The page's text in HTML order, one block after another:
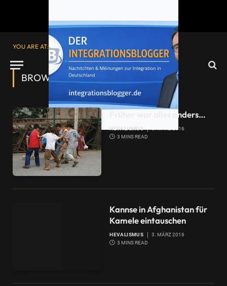
YOU ARE AT: Startseite»
BROWSING:HEVALISMUS
Früher war alles anders…
HEVALISMUS
6. MÄRZ 2016
3 MINS READ
Kannse in Afghanistan für
Kamele eintauschen
HEVALISMUS
3. MÄRZ 2016
3 MINS READ